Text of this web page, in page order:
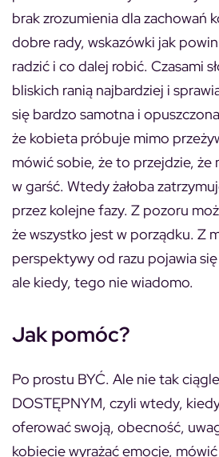
brak zrozumienia dla zachowań
dobre rady, wskazówki jak
radzić i co dalej robić. Czasami
bliskich ranią najbardziej i
się bardzo samotna i
że kobieta próbuje mimo
mówić sobie, że to przejdzie, że
w garść. Wtedy żałoba
przez kolejne fazy. Z pozoru
że wszystko jest w porządku. Z
perspektywy od razu pojawia
ale kiedy, tego nie wiadomo.
Jak pomóc?
Po prostu BYĆ. Ale nie tak
DOSTĘPNYM, czyli wtedy,
oferować swoją, obecność,
kobiecie wyrażać emocje,